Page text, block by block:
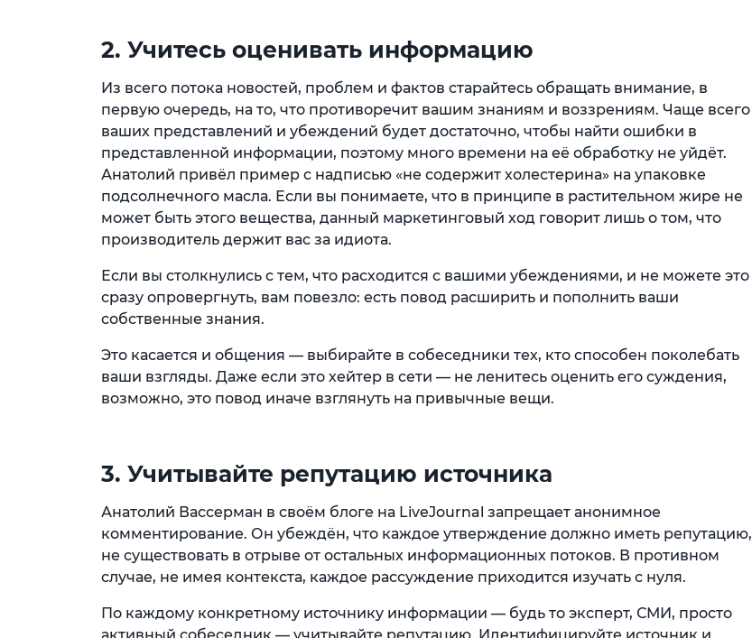
2. Учитесь оценивать информацию
Из всего потока новостей, проблем и фактов старайтесь обращать внимание, в
первую очередь, на то, что противоречит вашим знаниям и воззрениям. Чаще всего
ваших представлений и убеждений будет достаточно, чтобы найти ошибки в
представленной информации, поэтому много времени на её обработку не уйдёт.
Анатолий привёл пример с надписью «не содержит холестерина» на упаковке
подсолнечного масла. Если вы понимаете, что в принципе в растительном жире не
может быть этого вещества, данный маркетинговый ход говорит лишь о том, что
производитель держит вас за идиота.
Если вы столкнулись с тем, что расходится с вашими убеждениями, и не можете это
сразу опровергнуть, вам повезло: есть повод расширить и пополнить ваши
собственные знания.
Это касается и общения — выбирайте в собеседники тех, кто способен поколебать
ваши взгляды. Даже если это хейтер в сети — не ленитесь оценить его суждения,
возможно, это повод иначе взглянуть на привычные вещи.
3. Учитывайте репутацию источника
Анатолий Вассерман в своём блоге на LiveJournal запрещает анонимное
комментирование. Он убеждён, что каждое утверждение должно иметь репутацию,
не существовать в отрыве от остальных информационных потоков. В противном
случае, не имея контекста, каждое рассуждение приходится изучать с нуля.
По каждому конкретному источнику информации — будь то эксперт, СМИ, просто